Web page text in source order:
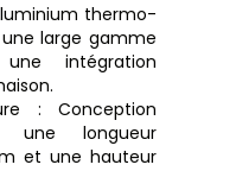
thermo-
large gamme
intégration
: Conception
une longueur
et une hauteur